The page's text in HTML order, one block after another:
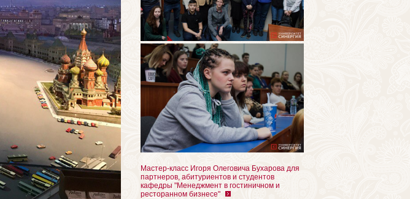
Мастер-класс Игоря Олеговича Бухарова для
партнеров, абитуриентов и студентов
кафедры "Менеджмент в гостиничном и
ресторанном бизнесе"